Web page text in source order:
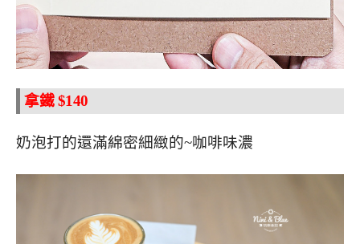
拿鐵 $140
奶泡打的還滿綿密細緻的~咖啡味濃